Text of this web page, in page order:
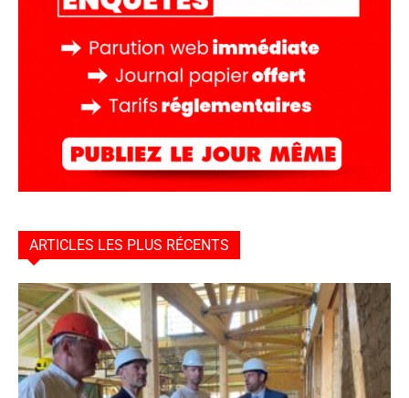
ARTICLES LES PLUS RÉCENTS